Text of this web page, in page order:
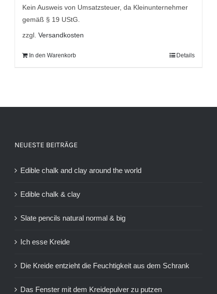
Kein Ausweis von Umsatzsteuer, da Kleinunternehmer
gemäß § 19 UStG.
zzgl. Versandkosten
In den Warenkorb Details
NEUESTE BEITRÄGE
Edible chalk and clay around the world
Edible chalk & clay
Slate pencils natural normal & big
Ich esse Kreide
Die Kreide entzieht die Feuchtigkeit aus dem Schrank
Das Fenster mit dem Kreidepulver zu putzen